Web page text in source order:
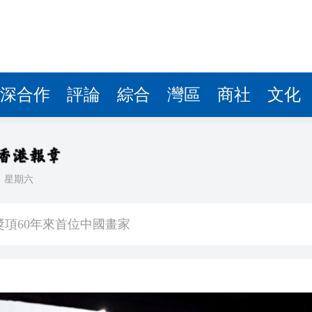
合作 評論 綜合 灣區 商社 文化
星期六
60年來首位中國畫家